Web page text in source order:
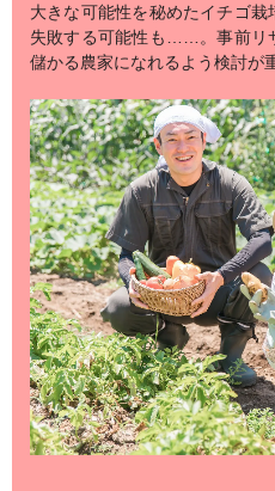
大きな可能性を秘めたイチゴ
失敗する可能性も……。事前リ
儲かる農家になれるよう検討が